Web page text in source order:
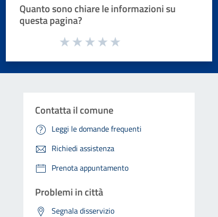
Quanto sono chiare le informazioni su
questa pagina?
Valuta da 1 a 5 stelle la pagina
Contatta il comune
Leggi le domande frequenti
Richiedi assistenza
Prenota appuntamento
Problemi in città
Segnala disservizio